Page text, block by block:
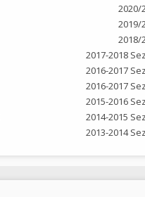
2020/
2019/
2018/
2017-2018
2016-2017
2016-2017
2015-2016
2014-2015
2013-2014